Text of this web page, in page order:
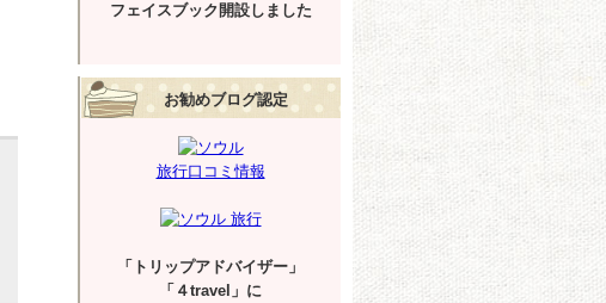
フェイスブック開設しました
お勧めブログ認定
旅行口コミ情報
「トリップアドバイザー」
「４travel」に